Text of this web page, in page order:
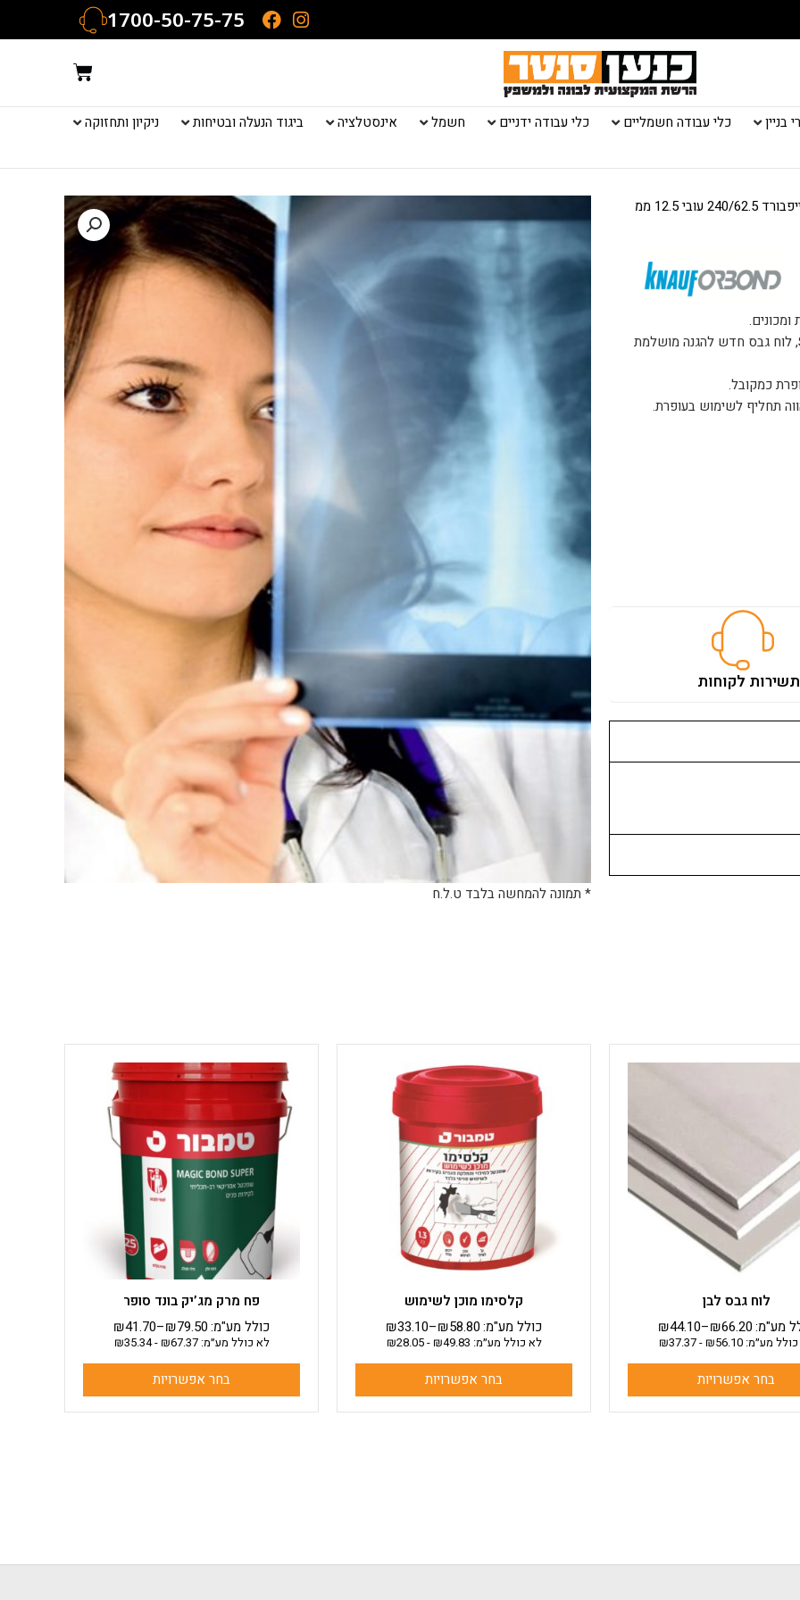
1700-50-75-75
עגלת
קניות
בניין כלי עבודה חשמליים כלי עבודה ידניים חשמל אינסטלציה ביגוד הנעלה ובטיחות
ניקיון ותחזוקה
עובי 12.5 ממ
ומכונים.
אורבונד מציעה כיום את הפתרון האולטימטיבי – SAFE BOARD, לוח גבס חדש להגנה מושלמת
כמקובל.
שירות לקוחות
* תמונה להמחשה בלבד ט.ל.ח
לוח גבס לבן
₪44.10–₪66.20מע"מ:
מע״מ: ₪56.10
-
₪37.37
בחר אפשרויות
לבחור
את
האפשרויות
בעמוד
המוצר
קלסימו מוכן לשימוש
₪33.10–₪58.80כולל מע"מ:
לא כולל מע״מ: ₪49.83
-
₪28.05
בחר אפשרויות
זה
מספר
סוגים.
ניתן
לבחור
את
האפשרויות
בעמוד
המוצר
פח מרק מג’יק בונד סופר
₪41.70–₪79.50כולל מע"מ:
לא כולל מע״מ: ₪67.37
-
₪35.34
בחר אפשרויות
זה
יש
מספר
סוגים.
ניתן
לבחור
האפשרויות
בעמוד
המוצר